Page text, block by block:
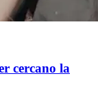
cercano la